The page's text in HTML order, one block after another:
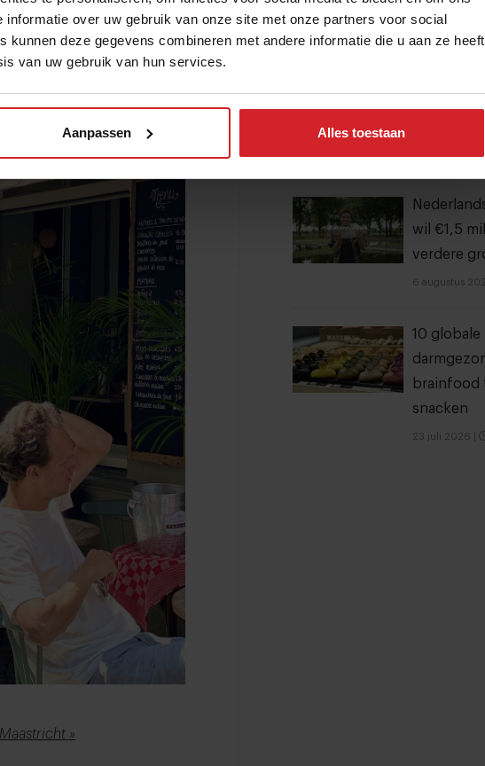
over uw gebruik van onze site met onze partners voor social
kunnen deze gegevens combineren met andere informatie die u aan ze heeft
van uw gebruik van hun services.
Aanpassen Alles toestaan
horeca is Frans
de menukaarten. Café
de vier meest geliefde
kaart.
»
Bart: van
wil €1,5
verdere
6 augustus
10
brainfood
snacken
23 juli 2026